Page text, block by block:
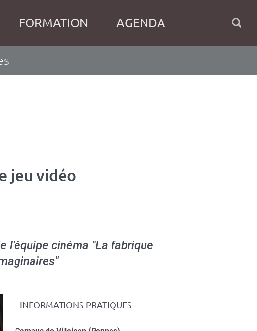
FORMATION AGENDA
jeu vidéo
l'équipe cinéma "La fabrique
INFORMATIONS PRATIQUES